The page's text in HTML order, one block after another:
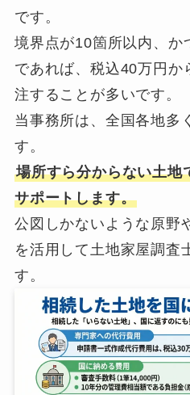
です。
境界点が10箇所以内、か
であれば、税込40万円か
注することが多いです。
当事務所は、全国各地多
す。
場所すら分からない土地
サポートします。
公図しかないような原野
を活用して土地家屋調査
す。